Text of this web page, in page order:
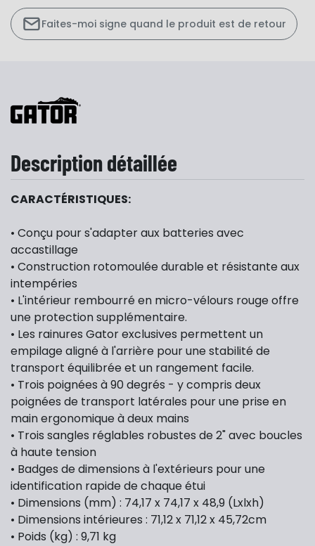
Faites-moi signe quand le produit est de retour
Description détaillée
CARACTÉRISTIQUES:
• Conçu pour s'adapter aux batteries avec
accastillage
• Construction rotomoulée durable et résistante aux
intempéries
• L'intérieur rembourré en micro-vélours rouge offre
une protection supplémentaire.
• Les rainures Gator exclusives permettent un
empilage aligné à l'arrière pour une stabilité de
transport équilibrée et un rangement facile.
• Trois poignées à 90 degrés - y compris deux
poignées de transport latérales pour une prise en
main ergonomique à deux mains
• Trois sangles réglables robustes de 2" avec boucles
à haute tension
• Badges de dimensions à l'extérieurs pour une
identification rapide de chaque étui
• Dimensions (mm) : 74,17 x 74,17 x 48,9 (Lxlxh)
• Dimensions intérieures : 71,12 x 71,12 x 45,72cm
• Poids (kg) : 9,71 kg